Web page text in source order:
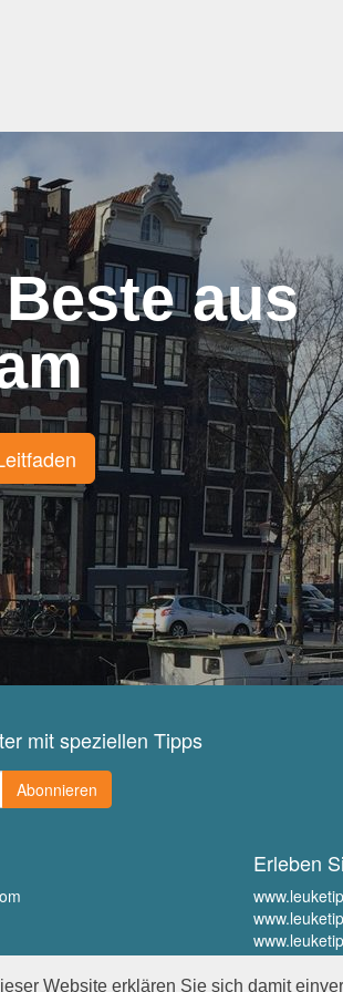
Website erklären Sie sich damit
aus
mit speziellen Tipps
Abonnieren
Erleben